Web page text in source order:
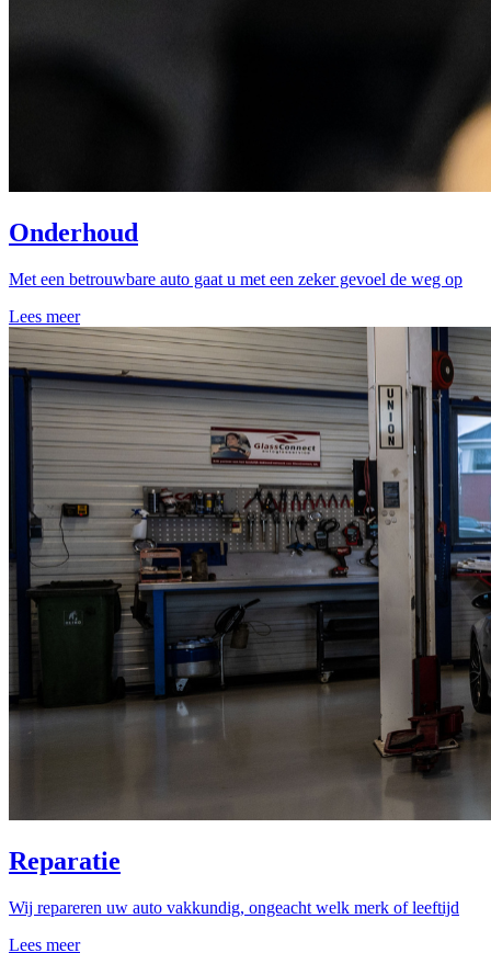
Onderhoud
Met een betrouwbare auto gaat u met een zeker gevoel de weg op
Lees meer
Reparatie
Wij repareren uw auto vakkundig, ongeacht welk merk of leeftijd
Lees meer